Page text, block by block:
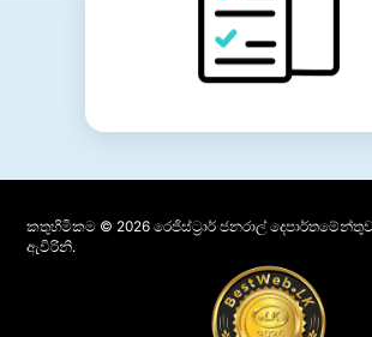
කතුහිමිකම © 2026 රෙජිස්ට්‍රාර් ජනරාල්
ඇවිරිනි.